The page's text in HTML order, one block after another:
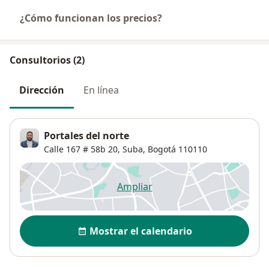
¿Cómo funcionan los precios?
Consultorios (2)
Dirección En línea
Portales del norte
Calle 167 # 58b 20, Suba, Bogotá 110110
Ampliarse abre en una nueva
Disponibilidad
Mostrar el calendario